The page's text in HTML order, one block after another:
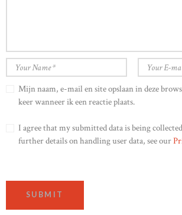
Mijn naam, e-mail en site opslaan in deze
keer wanneer ik een reactie plaats.
I agree that my submitted data is being
further details on handling user data, see our